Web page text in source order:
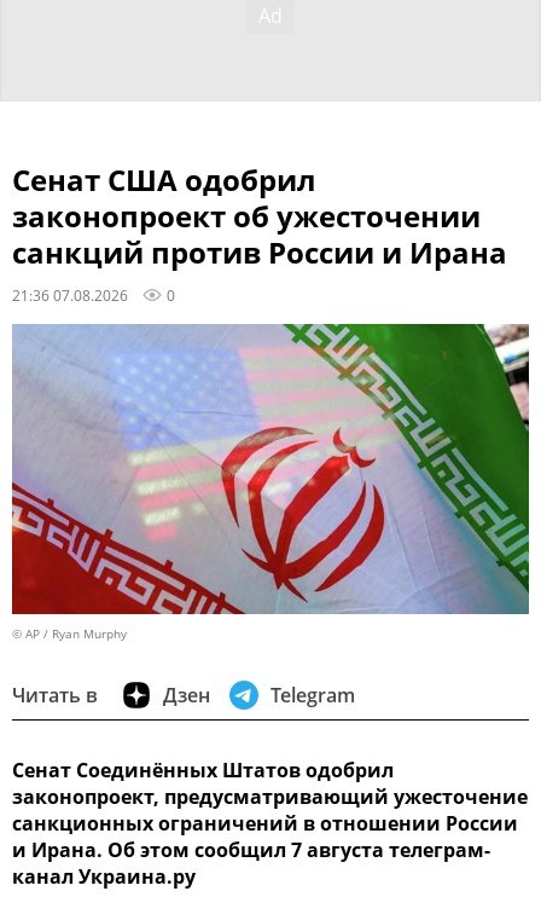
Сенат США одобрил
законопроект об ужесточении
санкций против России и Ирана
21:36 07.08.2026 0
© AP / Ryan Murphy
Читать в Дзен Telegram
Сенат Соединённых Штатов одобрил
законопроект, предусматривающий ужесточение
санкционных ограничений в отношении России
и Ирана. Об этом сообщил 7 августа телеграм-
канал Украина.ру